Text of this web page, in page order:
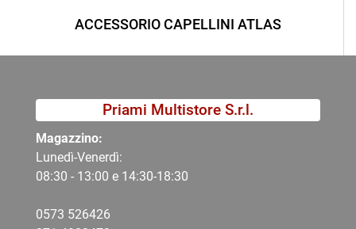
ACCESSORIO CAPELLINI ATLAS
Priami Multistore S.r.l.
Magazzino:
Lunedì-Venerdì:
08:30 - 13:00 e 14:30-18:30
0573 526426